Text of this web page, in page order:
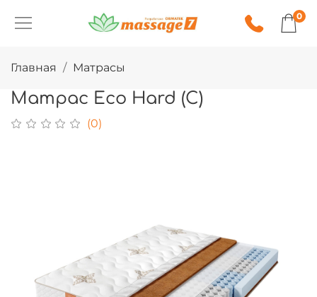
0
Главная Матрасы
Матрас Eco Hard (C)
(0)